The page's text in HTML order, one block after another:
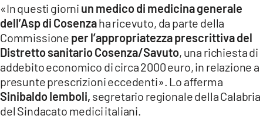
LACITYMAG.IT
ILREGGINO.IT
COSENZACHANNEL.IT
ILVIBONESE.IT
CATANZAROCHANNEL.IT
LACAPITALENEWS.IT
«In questi giorni un medico di medicina generale
dell’Asp di Cosenzaha ricevuto, da parte della
Commissione per l’appropriatezza prescrittiva del
Distretto sanitario Cosenza/Savuto, una richiesta di
addebito economico di circa 2000 euro, in relazione a
presunte prescrizioni eccedenti». Lo afferma
Sinibaldo Iemboli, segretario regionale della Calabria
del Sindacato medici italiani.